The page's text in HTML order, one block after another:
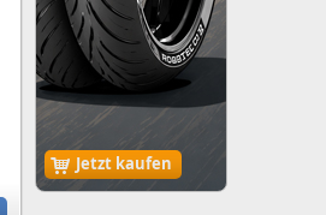
Jetzt kaufen